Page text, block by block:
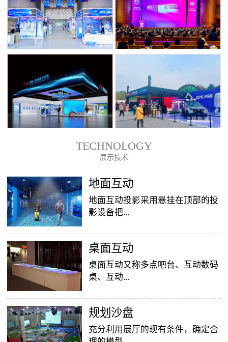
TECHNOLOGY
— 展示技术 —
地面互动
地面互动投影采用悬挂在顶部的投
影设备把...
影像效果投射到地面，当参访着走
至投影区域时，通过系统识别，参
访者可以直接使用双脚或动作与投
效果就会随着你的脚步产生相应的
变幻。地面互动投影系统是集虚拟
互动投影项目，包括水波纹、翻
桌面互动
桌面互动又称多点吧台、互动数码
桌、互动...
投影桌面，让普通的吧台（桌面）
变成一个多媒体互动娱乐游戏消费
平台，图文并茂，形式新颖，令桌
​规划沙盘
充分利用展厅的现有条件，确定合